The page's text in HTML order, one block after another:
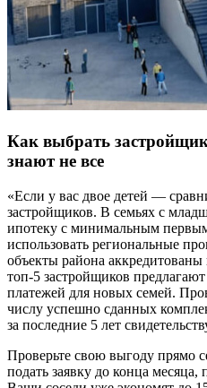
Как выбрать
знают не все
«Если у вас двое детей —
застройщиков. В семьях с
ипотеку с минимальным
использовать региональные
объекты района
топ-5 застройщиков
платежей для новых семей.
числу успешно сданных
за последние 5 лет
Проверьте свою выгоду прямо
подать заявку до конца